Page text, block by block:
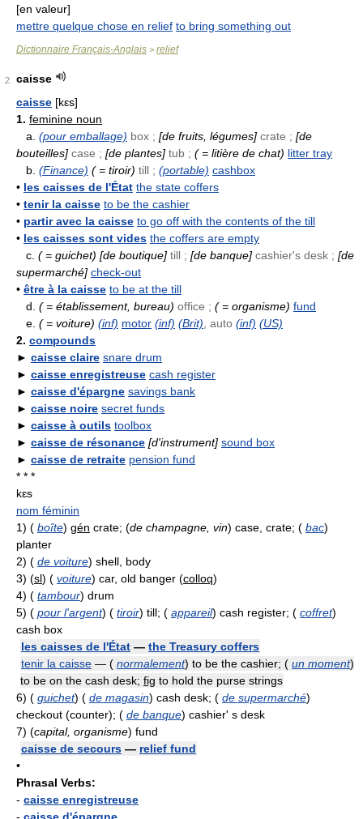
[en valeur]
mettre quelque chose en relief to bring something out
Dictionnaire Français-Anglais > relief
2
caisse
caisse [kεs]
1. feminine noun
a. (pour emballage) box ; [de fruits, légumes] crate ; [de
bouteilles] case ; [de plantes] tub ; ( = litière de chat) litter tray
b. (Finance) ( = tiroir) till ; (portable) cashbox
• les caisses de l'État the state coffers
• tenir la caisse to be the cashier
• partir avec la caisse to go off with the contents of the till
• les caisses sont vides the coffers are empty
c. ( = guichet) [de boutique] till ; [de banque] cashier's desk ; [de
supermarché] check-out
• être à la caisse to be at the till
d. ( = établissement, bureau) office ; ( = organisme) fund
e. ( = voiture) (inf) motor (inf) (Brit) , auto (inf) (US)
2. compounds
► caisse claire snare drum
► caisse enregistreuse cash register
► caisse d'épargne savings bank
► caisse noire secret funds
► caisse à outils toolbox
► caisse de résonance [d'instrument] sound box
► caisse de retraite pension fund
* * *
kɛs
nom féminin
1) ( boîte) gén crate; (de champagne, vin) case, crate; ( bac)
planter
2) ( de voiture) shell, body
3) (sl) ( voiture) car, old banger (colloq)
4) ( tambour) drum
5) ( pour l'argent) ( tiroir) till; ( appareil) cash register; ( coffret)
cash box
les caisses de l'État — the Treasury coffers
tenir la caisse — ( normalement) to be the cashier; ( un moment)
to be on the cash desk; fig to hold the purse strings
6) ( guichet) ( de magasin) cash desk; ( de supermarché)
checkout (counter); ( de banque) cashier' s desk
7) (capital, organisme) fund
caisse de secours — relief fund
•
Phrasal Verbs:
- caisse enregistreuse